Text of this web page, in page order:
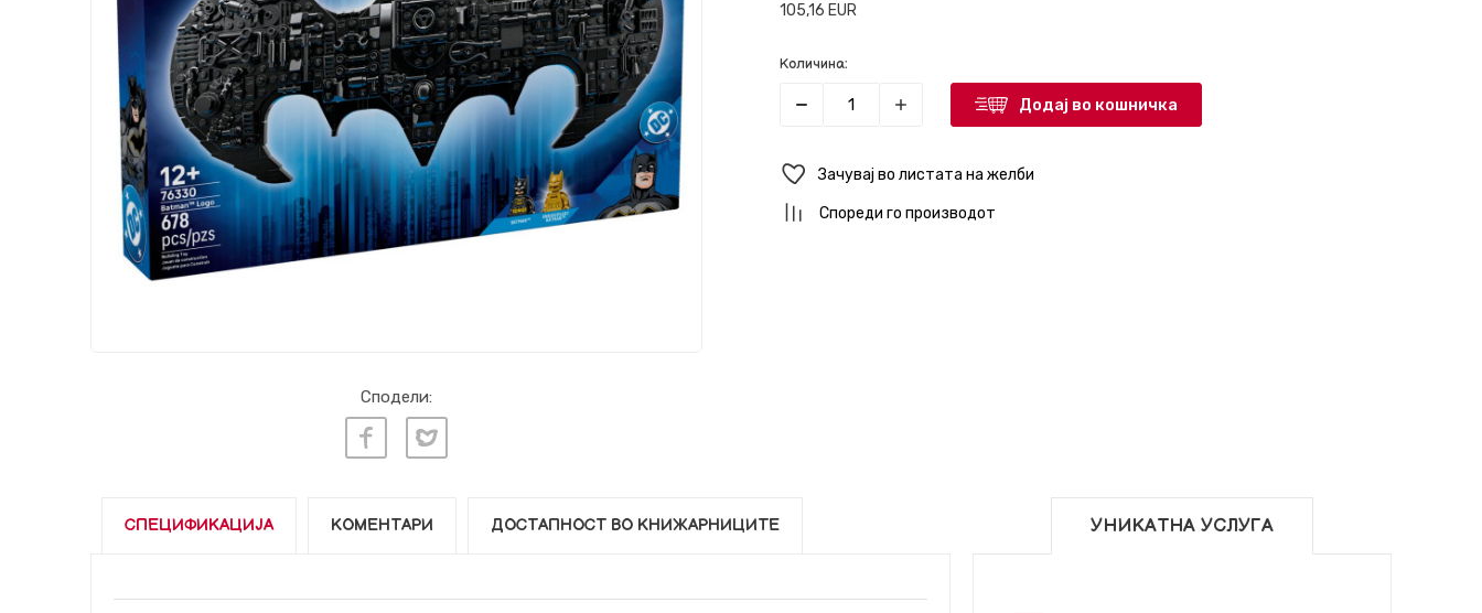
Сподели:
105,16 EUR
Количина:
Додај во кошничка
Зачувај во листата на желби
Спореди го производот
СПЕЦИФИКАЦИЈА КОМЕНТАРИ ДОСТАПНОСТ ВО КНИЖАРНИЦИТЕ УНИКАТНА УСЛУГА